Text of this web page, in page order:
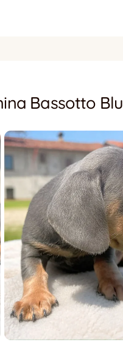
Bassotto Blu